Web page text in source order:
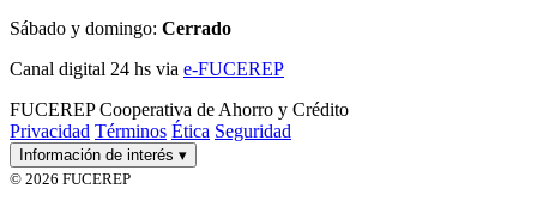
Sábado y domingo: Cerrado
Canal digital 24 hs via e-FUCEREP
FUCEREP Cooperativa de Ahorro y Crédito
Privacidad Términos Ética Seguridad
Información de interés ▾
© 2026 FUCEREP